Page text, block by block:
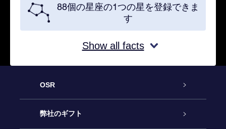
88個の星座の1つの星を登録できま
す
Show all facts
OSR
カスタマーサービス
弊社のギフト